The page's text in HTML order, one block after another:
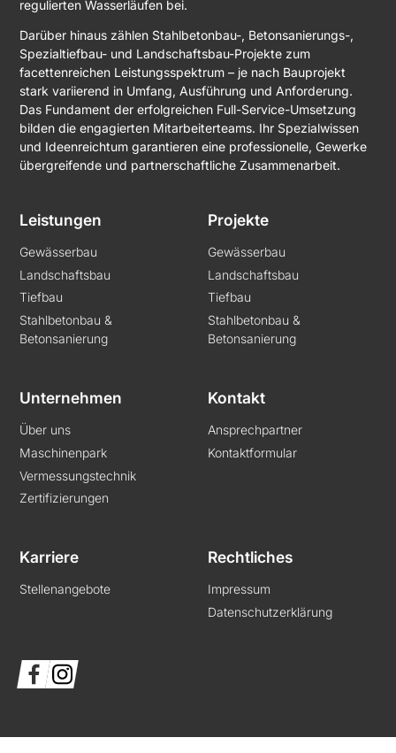
regulierten Wasserläufen bei.
Darüber hinaus zählen Stahlbetonbau-, Betonsanierungs-,
Spezialtiefbau- und Landschaftsbau-Projekte zum
facettenreichen Leistungsspektrum – je nach Bauprojekt
stark variierend in Umfang, Ausführung und Anforderung.
Das Fundament der erfolgreichen Full-Service-Umsetzung
bilden die engagierten Mitarbeiterteams. Ihr Spezialwissen
und Ideenreichtum garantieren eine professionelle, Gewerke
übergreifende und partnerschaftliche Zusammenarbeit.
Leistungen
Gewässerbau
Landschaftsbau
Tiefbau
Stahlbetonbau &
Betonsanierung
Projekte
Gewässerbau
Landschaftsbau
Tiefbau
Stahlbetonbau &
Betonsanierung
Unternehmen
Über uns
Maschinenpark
Vermessungstechnik
Zertifizierungen
Kontakt
Ansprechpartner
Kontaktformular
Karriere
Stellenangebote
Rechtliches
Impressum
Datenschutzerklärung